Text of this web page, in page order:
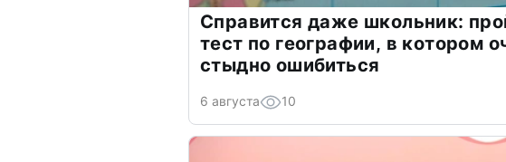
Справится даже школьник:
тест по географии, в котором
стыдно ошибиться
6 августа 10